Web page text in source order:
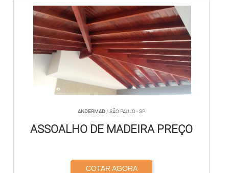
ANDERMAD / SÃO PAULO - SP
ASSOALHO DE MADEIRA PREÇO
COTAR AGORA